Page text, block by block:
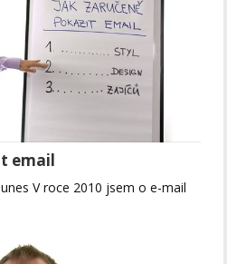
email
V roce 2010 jsem o e-mail